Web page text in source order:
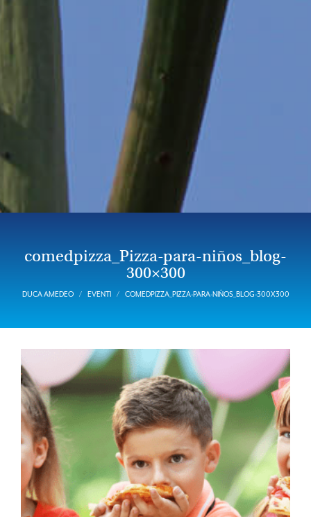
comedpizza_Pizza-para-niños_blog-
300×300
DUCA AMEDEO EVENTI COMEDPIZZA_PIZZA-PARA-NIÑOS_BLOG-300X300